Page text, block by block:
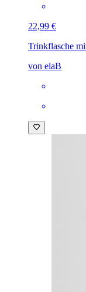
22,99 €
Trinkflasche
von elaB